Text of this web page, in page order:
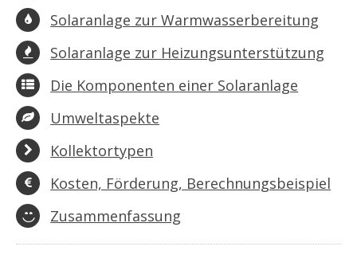
Solaranlage zur Warmwasserbereitung
Solaranlage zur Heizungsunterstützung
Die Komponenten einer Solaranlage
Umweltaspekte
Kollektortypen
Kosten, Förderung, Berechnungsbeispiel
Zusammenfassung